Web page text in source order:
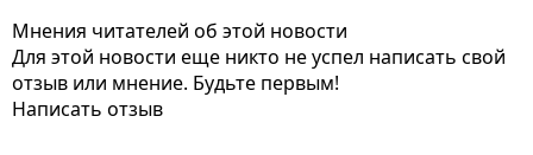
Мнения читателей об этой новости
Для этой новости еще никто не успел написать свой
отзыв или мнение. Будьте первым!
Написать отзыв